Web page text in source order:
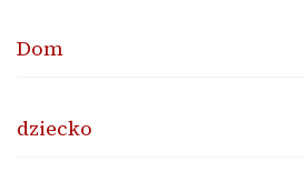
Dom
dziecko